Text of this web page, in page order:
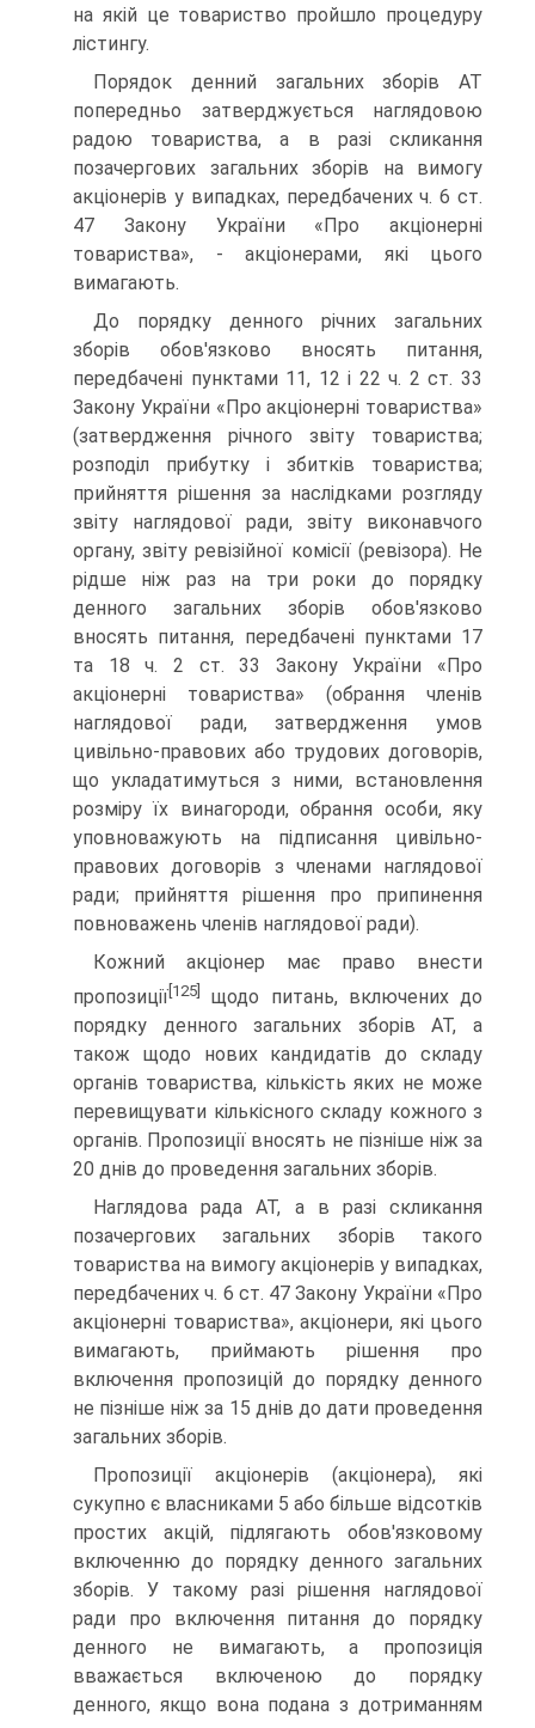
на якій це товариство пройшло процедуру
лістингу.
Порядок денний загальних зборів АТ
попередньо за­тверджується наглядовою
радою товариства, а в разі скли­кання
позачергових загальних зборів на вимогу
акціонерів у випадках, передбачених ч. 6 ст.
47 Закону України «Про ак­ціонерні
товариства», - акціонерами, які цього
вимагають.
До порядку денного річних загальних
зборів обов'язково вносять питання,
передбачені пунктами 11, 12 і 22 ч. 2 ст. 33
Закону України «Про акціонерні товариства»
(затвер­дження річного звіту товариства;
розподіл прибутку і збит­ків товариства;
прийняття рішення за наслідками розгляду
звіту наглядової ради, звіту виконавчого
органу, звіту реві­зійної комісії (ревізора). Не
рідше ніж раз на три роки до порядку
денного загальних зборів обов'язково
вносять пи­тання, передбачені пунктами 17
та 18 ч. 2 ст. 33 Закону України «Про
акціонерні товариства» (обрання членів
нагля­дової ради, затвердження умов
цивільно-правових або тру­дових договорів,
що укладатимуться з ними, встановлення
розміру їх винагороди, обрання особи, яку
уповноважують на підписання цивільно-
правових договорів з членами на­глядової
ради; прийняття рішення про припинення
повно­важень членів наглядової ради).
Кожний акціонер має право внести
пропозиції [125]
щодо питань, включених до
порядку денного загальних зборів АТ, а
також щодо нових кандидатів до складу
органів товарис­тва, кількість яких не може
перевищувати кількісного скла­ду кожного з
органів. Пропозиції вносять не пізніше ніж за
20 днів до проведення загальних зборів.
Наглядова рада АТ, а в разі скликання
позачергових зага­льних зборів такого
товариства на вимогу акціонерів у випад­ках,
передбачених ч. 6 ст. 47 Закону України «Про
акціонерні товариства», акціонери, які цього
вимагають, приймають рі­шення про
включення пропозицій до порядку денного
не піз­ніше ніж за 15 днів до дати проведення
загальних зборів.
Пропозиції акціонерів (акціонера), які
сукупно є власни­ками 5 або більше відсотків
простих акцій, підлягають обов'язковому
включенню до порядку денного загальних
зборів. У такому разі рішення наглядової
ради про вклю­чення питання до порядку
денного не вимагають, а пропо­зиція
вважається включеною до порядку
денного, якщо во­на подана з дотриманням